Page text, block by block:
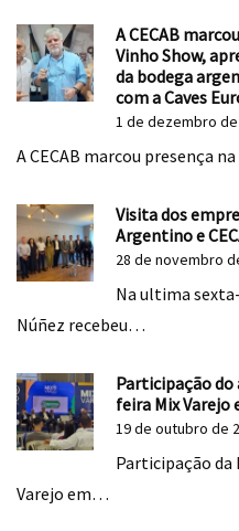
A CECAB
Vinho Show,
da bodega
com a Caves
1 de dezembro de
A CECAB marcou presença
Visita dos
Argentino e
28 de novembro
Na ultima
Núñez recebeu…
Participação do
feira Mix Varejo
19 de outubro de
Participação
Varejo em…